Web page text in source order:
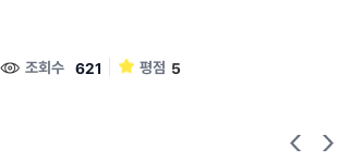
조회수 621 평점 5